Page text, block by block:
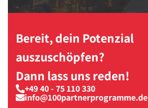
Bereit, dein Potenzial
auszuschöpfen?
Dann lass uns reden!
+49 40 - 75 110 330
info@100partnerprogramme.de